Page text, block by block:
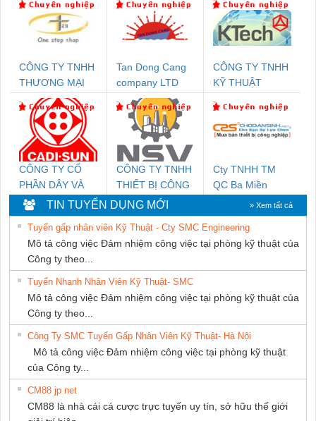
CÔNG TY TNHH
THƯƠNG MẠI
THIÊN ÂN VIỆT
NAM
Tan Dong Cang
company LTD
CÔNG TY TNHH
KỸ THUẬT
NAM
CÔNG TY CỔ
PHẦN DÂY VÀ
CÁP ĐIỆN
THƯỢNG ĐÌNH
CÔNG TY TNHH
THIẾT BỊ CÔNG
NGHIỆP NIHON
SETSUBI VIỆT
NAM
Cty TNHH TM
QC Ba Miền
TIN TUYỂN DỤNG MỚI » Xem tất cả
Tuyển gấp nhân viên Kỹ Thuật - Cty SMC Engineering
Mô tả công việc Đảm nhiệm công việc tại phòng kỹ thuật của
Công ty theo...
Tuyển Nhanh Nhân Viên Kỹ Thuật- SMC
Mô tả công việc Đảm nhiệm công việc tại phòng kỹ thuật của
Công ty theo...
Công Ty SMC Tuyển Gấp Nhân Viên Kỹ Thuật- Hà Nội
Mô tả công việc Đảm nhiệm công việc tại phòng kỹ thuật
của Công ty...
CM88 jp net
CM88 là nhà cái cá cược trực tuyến uy tín, sở hữu thế giới